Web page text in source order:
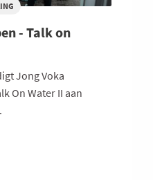
- Talk on
Jong Voka
On Water II aan